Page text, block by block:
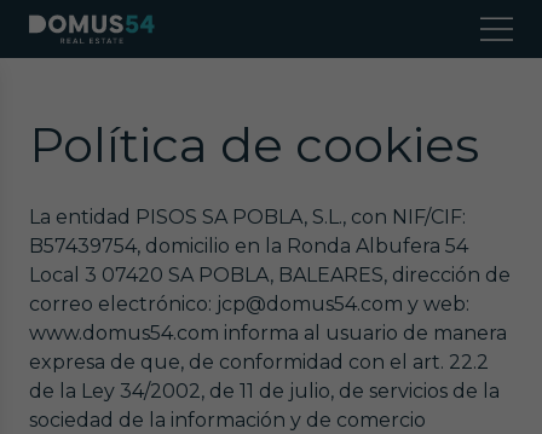
Política de cookies
La entidad PISOS SA POBLA, S.L., con NIF/CIF:
B57439754, domicilio en la Ronda Albufera 54
Local 3 07420 SA POBLA, BALEARES, dirección de
correo electrónico: jcp@domus54.com y web:
www.domus54.com informa al usuario de manera
expresa de que, de conformidad con el art. 22.2
de la Ley 34/2002, de 11 de julio, de servicios de la
sociedad de la información y de comercio